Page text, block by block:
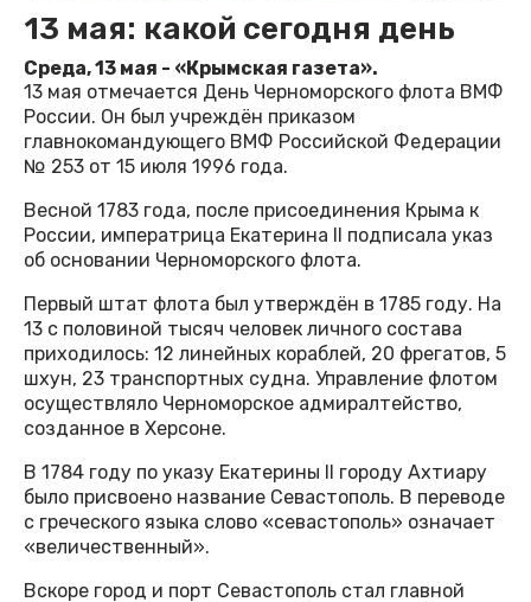
13 мая: какой сегодня день
Среда, 13 мая - «Крымская газета».
13 мая отмечается День Черноморского флота ВМФ
России. Он был учреждён приказом
главнокомандующего ВМФ Российской Федерации
№ 253 от 15 июля 1996 года.
Весной 1783 года, после присоединения Крыма к
России, императрица Екатерина II подписала указ
об основании Черноморского флота.
Первый штат флота был утверждён в 1785 году. На
13 с половиной тысяч человек личного состава
приходилось: 12 линейных кораблей, 20 фрегатов, 5
шхун, 23 транспортных судна. Управление флотом
осуществляло Черноморское адмиралтейство,
созданное в Херсоне.
В 1784 году по указу Екатерины II городу Ахтиару
было присвоено название Севастополь. В переводе
с греческого языка слово «севастополь» означает
«величественный».
Вскоре город и порт Севастополь стал главной